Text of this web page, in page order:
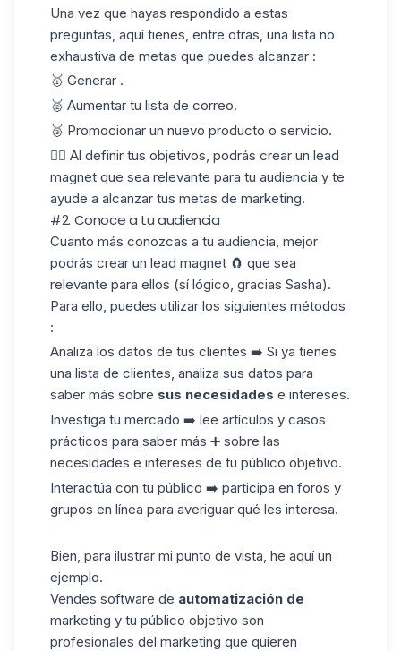
Una vez que hayas respondido a estas
preguntas, aquí tienes, entre otras, una lista no
exhaustiva de metas que puedes alcanzar :
🥇 Generar .
🥈 Aumentar tu lista de correo.
🥉 Promocionar un nuevo producto o servicio.
✍🏼 Al definir tus objetivos, podrás crear un lead
magnet que sea relevante para tu audiencia y te
ayude a alcanzar tus metas de marketing.
#2. Conoce a tu audiencia
Cuanto más conozcas a tu audiencia, mejor
podrás crear un lead magnet 🧲 que sea
relevante para ellos (sí lógico, gracias Sasha).
Para ello, puedes utilizar los siguientes métodos
:
Analiza los datos de tus clientes ➡️ Si ya tienes
una lista de clientes, analiza sus datos para
saber más sobre sus necesidades e intereses.
Investiga tu mercado ➡️ lee artículos y casos
prácticos para saber más ➕ sobre las
necesidades e intereses de tu público objetivo.
Interactúa con tu público ➡️ participa en foros y
grupos en línea para averiguar qué les interesa.
Bien, para ilustrar mi punto de vista, he aquí un
ejemplo.
Vendes software de automatización de
marketing y tu público objetivo son
profesionales del marketing que quieren